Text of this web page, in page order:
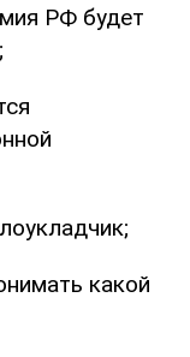
РФ будет
какой